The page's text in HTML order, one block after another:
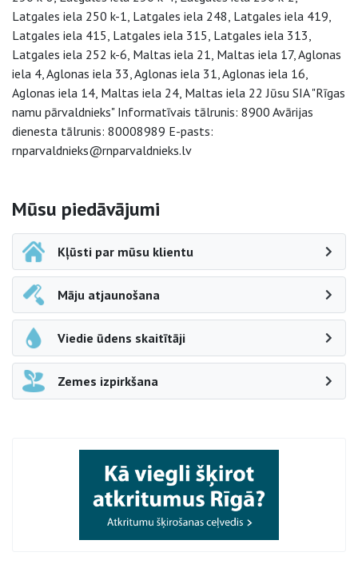
Latgales iela 250 k-1, Latgales iela 248, Latgales iela 419,
Latgales iela 415, Latgales iela 315, Latgales iela 313,
Latgales iela 252 k-6, Maltas iela 21, Maltas iela 17, Aglonas
iela 4, Aglonas iela 33, Aglonas iela 31, Aglonas iela 16,
Aglonas iela 14, Maltas iela 24, Maltas iela 22 Jūsu SIA "Rīgas
namu pārvaldnieks" Informatīvais tālrunis: 8900 Avārijas
dienesta tālrunis: 80008989 E-pasts:
rnparvaldnieks@rnparvaldnieks.lv
Sāna navigācija
Mūsu piedāvājumi
Kļūsti par mūsu klientu
Māju atjaunošana
Viedie ūdens skaitītāji
Zemes izpirkšana